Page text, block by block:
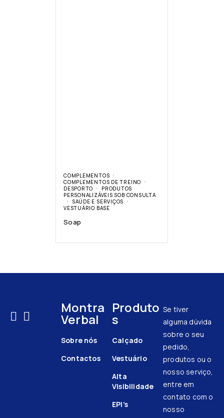
COMPLEMENTOS
COMPLEMENTOS DE TREINO
DESPORTO
PRODUTOS
PERSONALIZÁVEIS SOB CONSULTA
SAÚDE E SERVIÇOS
VESTUÁRIO BASE
Soap
Montra
Verbal
Sobre nós
Contactos
Produto
s
Calçado
Vestuário
Alta
Visibilidade
EPI’s
Se tiver
alguma dúvida
sobre o seu
pedido,
produtos ou o
nosso serviço,
entre em
contato com o
nosso